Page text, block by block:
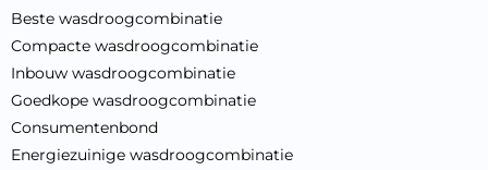
Beste wasdroogcombinatie
Compacte wasdroogcombinatie
Inbouw wasdroogcombinatie
Goedkope wasdroogcombinatie
Consumentenbond
Energiezuinige wasdroogcombinatie